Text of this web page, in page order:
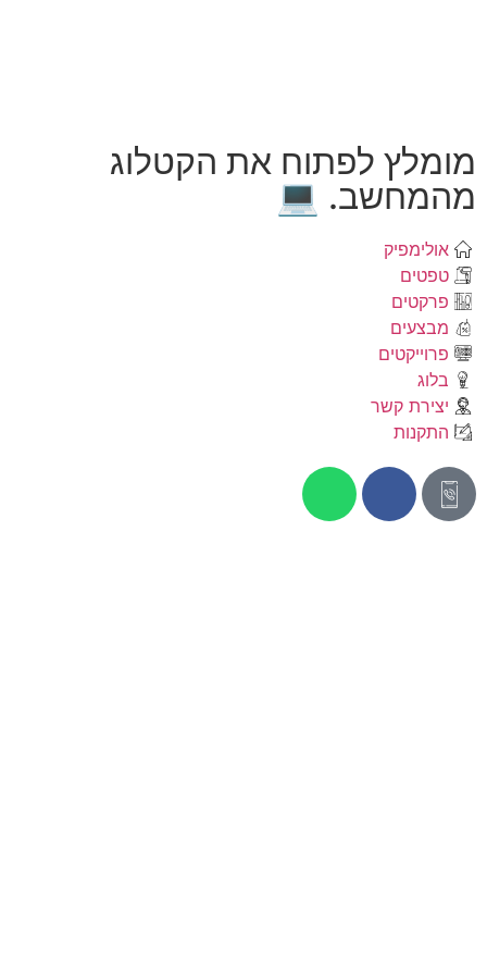
מומלץ לפתוח את הקטלוג
מהמחשב. 💻
אולימפיק
טפטים
פרקטים
מבצעים
פרוייקטים
בלוג
יצירת קשר
התקנות